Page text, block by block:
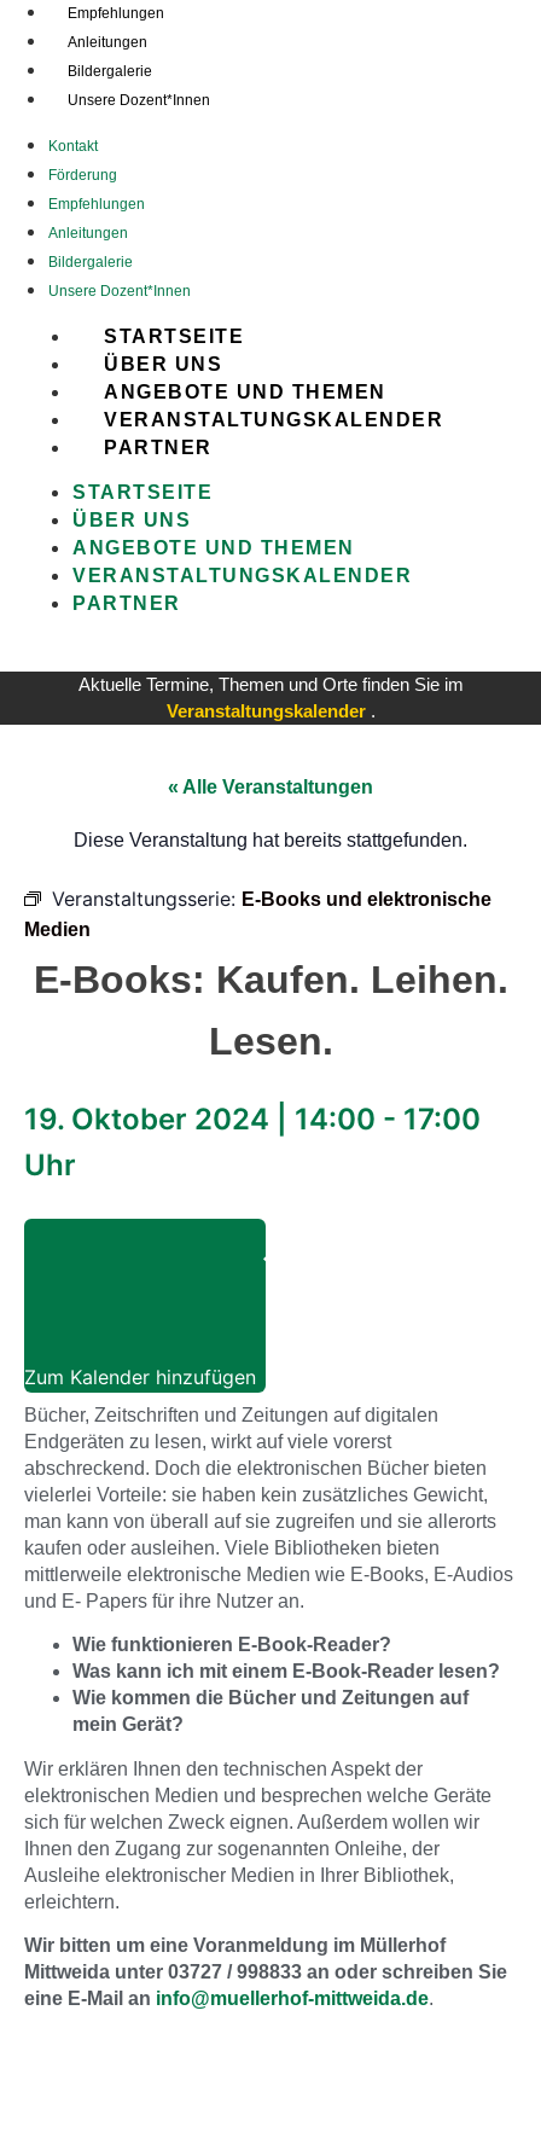
Empfehlungen
Anleitungen
Bildergalerie
Unsere Dozent*Innen
Kontakt
Förderung
Empfehlungen
Anleitungen
Bildergalerie
Unsere Dozent*Innen
STARTSEITE
ÜBER UNS
ANGEBOTE UND THEMEN
VERANSTALTUNGSKALENDER
PARTNER
STARTSEITE
ÜBER UNS
ANGEBOTE UND THEMEN
VERANSTALTUNGSKALENDER
PARTNER
Aktuelle Termine, Themen und Orte finden Sie im
Veranstaltungskalender .
« Alle Veranstaltungen
Diese Veranstaltung hat bereits stattgefunden.
Veranstaltungsserie: E-Books und elektronische
Medien
E-Books: Kaufen. Leihen.
Lesen.
19. Oktober 2024 14:00 - 17:00
Uhr
Zum Kalender hinzufügen
Bücher, Zeitschriften und Zeitungen auf digitalen
Endgeräten zu lesen, wirkt auf viele vorerst
abschreckend. Doch die elektronischen Bücher bieten
vielerlei Vorteile: sie haben kein zusätzliches Gewicht,
man kann von überall auf sie zugreifen und sie allerorts
kaufen oder ausleihen. Viele Bibliotheken bieten
mittlerweile elektronische Medien wie E-Books, E-Audios
und E- Papers für ihre Nutzer an.
Wie funktionieren E-Book-Reader?
Was kann ich mit einem E-Book-Reader lesen?
Wie kommen die Bücher und Zeitungen auf
mein Gerät?
Wir erklären Ihnen den technischen Aspekt der
elektronischen Medien und besprechen welche Geräte
sich für welchen Zweck eignen. Außerdem wollen wir
Ihnen den Zugang zur sogenannten Onleihe, der
Ausleihe elektronischer Medien in Ihrer Bibliothek,
erleichtern.
Wir bitten um eine Voranmeldung im Müllerhof
Mittweida unter 03727 / 998833 an oder schreiben Sie
eine E-Mail an info@muellerhof-mittweida.de.